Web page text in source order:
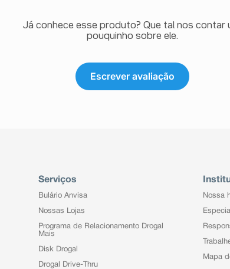
Já conhece esse produto? Que tal nos contar
pouquinho sobre ele.
Escrever avaliação
Serviços
Bulário Anvisa
Nossas Lojas
Programa de Relacionamento Drogal
Mais
Disk Drogal
Drogal Drive-Thru
Nossa
Mapa